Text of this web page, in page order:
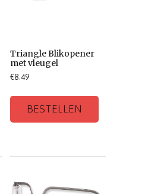
Triangle Blikopener
met vleugel
€8.49
BESTELLEN